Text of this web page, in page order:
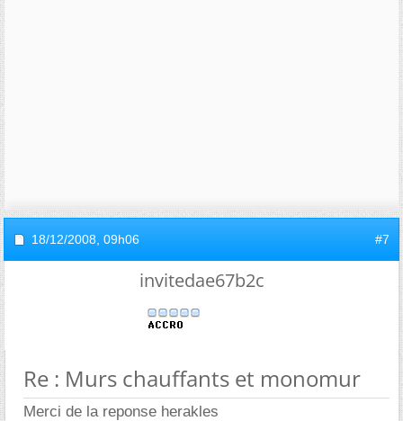
18/12/2008, 09h06 #7
invitedae67b2c
Re : Murs chauffants et monomur
Merci de la reponse herakles